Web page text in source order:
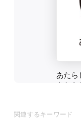
関連するキーワード